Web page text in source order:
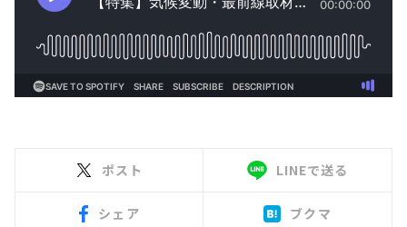
ポスト LINEで送る
シェア ブクマ